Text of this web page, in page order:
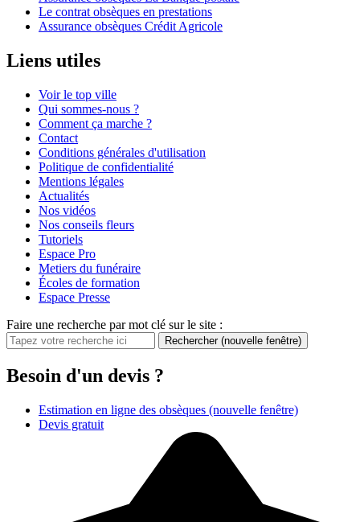
Le contrat obsèques en prestations
Assurance obsèques Crédit Agricole
Liens utiles
Voir le top ville
Qui sommes-nous ?
Comment ça marche ?
Contact
Conditions générales d'utilisation
Politique de confidentialité
Mentions légales
Actualités
Nos vidéos
Nos conseils fleurs
Tutoriels
Espace Pro
Metiers du funéraire
Écoles de formation
Espace Presse
Faire une recherche par mot clé sur le site :
Rechercher (nouvelle fenêtre)
Besoin d'un devis ?
Estimation en ligne des obsèques (nouvelle fenêtre)
Devis gratuit